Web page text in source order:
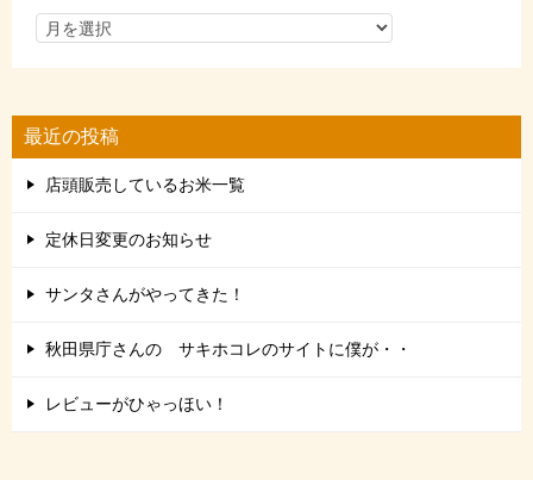
最近の投稿
店頭販売しているお米一覧
定休日変更のお知らせ
サンタさんがやってきた！
秋田県庁さんの サキホコレのサイトに僕が・・
レビューがひゃっほい！